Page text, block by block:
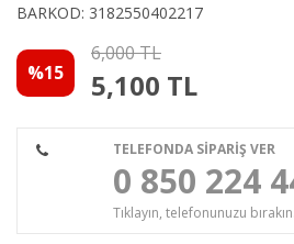
BARKOD: 3182550402217
%15
6,000 TL
5,100 TL
TELEFONDA SİPARİŞ VER
0 850 224
Tıklayın, telefonunuzu